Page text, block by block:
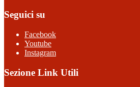
Seguici su
Facebook
Youtube
Instagram
Sezione Link Utili